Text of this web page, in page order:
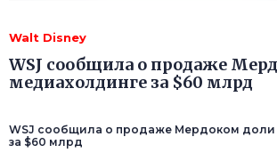
Walt Disney
WSJ сообщила о продаже
медиахолдинге за $60 млрд
WSJ сообщила о продаже Мердоком доли
за $60 млрд